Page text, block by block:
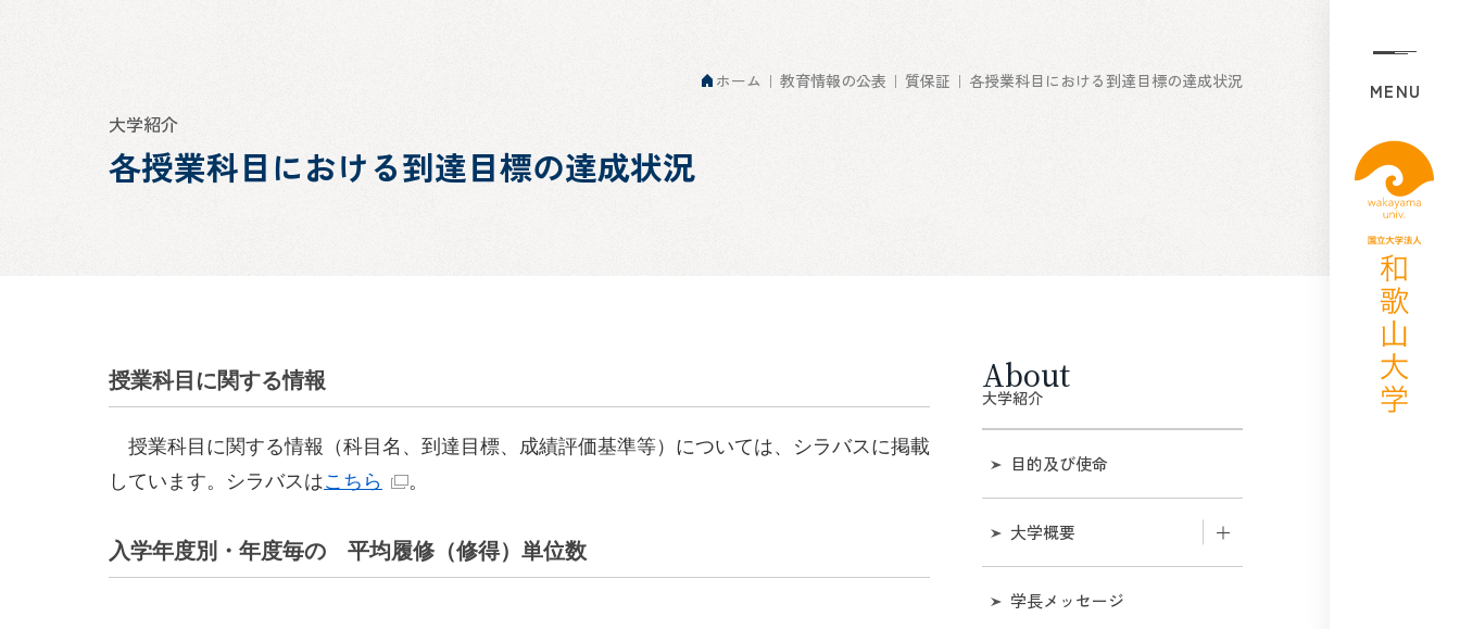
MENU
ホーム 教育情報の公表 質保証 各授業科目における到達目標の達成状況
大学紹介
各授業科目における到達目標の達成状況
授業科目に関する情報
授業科目に関する情報（科目名、到達目標、成績評価基準等）については、シラバスに掲載
しています。シラバスはこちら 。
入学年度別・年度毎の 平均履修（修得）単位数
About
大学紹介
目的及び使命
大学概要
和歌山大学のあゆみ
学長メッセージ